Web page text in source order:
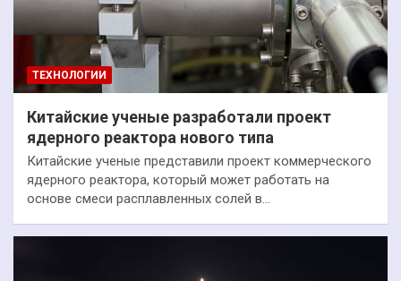
ТЕХНОЛОГИИ
Китайские ученые разработали проект
ядерного реактора нового типа
Китайские ученые представили проект коммерческого
ядерного реактора, который может работать на
основе смеси расплавленных солей в…